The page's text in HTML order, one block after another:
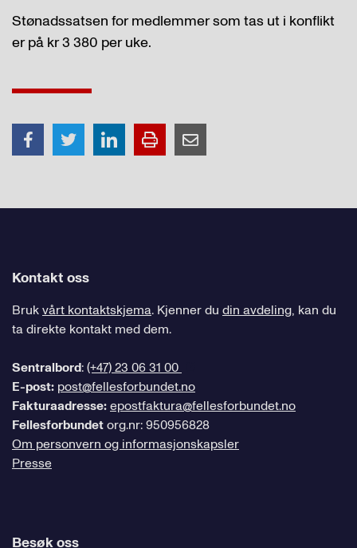
Stønadssatsen for medlemmer som tas ut i konflikt
er på kr 3 380 per uke.
Kontakt oss
Brukvårt kontaktskjema. Kjenner du din avdeling, kan du
ta direkte kontakt med dem.
Sentralbord:(+47) 23 06 31 00
E-post: post@fellesforbundet.no
Fakturaadresse:epostfaktura@fellesforbundet.no
Fellesforbundetorg.nr: 950956828
Om personvern og informasjonskapsler
Presse
Besøk oss